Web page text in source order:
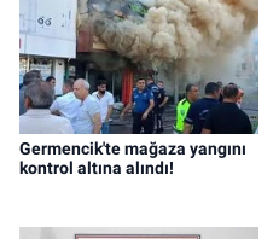
Germencik'te mağaza yangını
kontrol altına alındı!